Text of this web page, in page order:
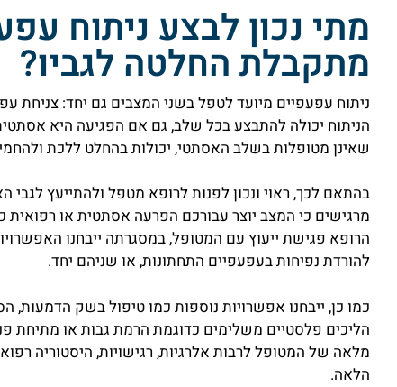
מתי נכון לבצע ניתוח
מתקבלת החלטה לגביו?
ניתוח עפעפיים מיועד לטפל בשני המצבים גם יחד: צניחת
הניתוח יכולה להתבצע בכל שלב, גם אם הפגיעה היא
שאינן מטופלות בשלב האסתטי, יכולות בהחלט ללכת
בהתאם לכך, ראוי ונכון לפנות לרופא מטפל ולהתייעץ
מרגישים כי המצב יוצר עבורכם הפרעה אסתטית או רפואית
הרופא פגישת ייעוץ עם המטופל, במסגרתה ייבחנו
להורדת נפיחות בעפעפיים התחתונות, או שניהם יחד.
כמו כן, ייבחנו אפשרויות נוספות כמו טיפול בשק הדמעות,
הליכים פלסטיים משלימים כדוגמת הרמת גבות או מתיחת
מלאה של המטופל לרבות אלרגיות, רגישויות, היסטוריה
הלאה.